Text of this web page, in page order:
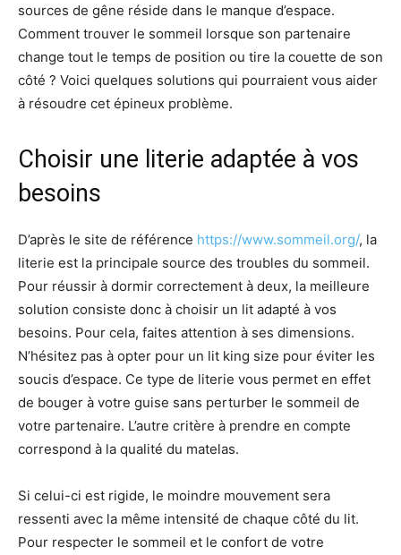
sources de gêne réside dans le manque d’espace.
Comment trouver le sommeil lorsque son partenaire
change tout le temps de position ou tire la couette de son
côté ? Voici quelques solutions qui pourraient vous aider
à résoudre cet épineux problème.
Choisir une literie adaptée à vos
besoins
D’après le site de référence https://www.sommeil.org/, la
literie est la principale source des troubles du sommeil.
Pour réussir à dormir correctement à deux, la meilleure
solution consiste donc à choisir un lit adapté à vos
besoins. Pour cela, faites attention à ses dimensions.
N’hésitez pas à opter pour un lit king size pour éviter les
soucis d’espace. Ce type de literie vous permet en effet
de bouger à votre guise sans perturber le sommeil de
votre partenaire. L’autre critère à prendre en compte
correspond à la qualité du matelas.
Si celui-ci est rigide, le moindre mouvement sera
ressenti avec la même intensité de chaque côté du lit.
Pour respecter le sommeil et le confort de votre